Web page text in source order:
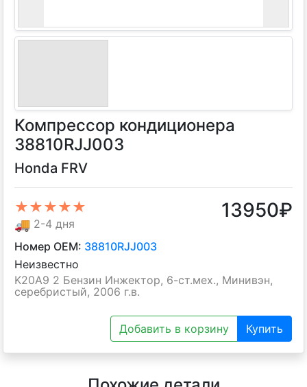
Компрессор кондиционера
38810RJJ003
Honda FRV
★★★★★
🚚 2-4 дня
13950₽
Номер OEM: 38810RJJ003
Неизвестно
K20A9 2 Бензин Инжектор, 6-ст.мех., Минивэн,
серебристый, 2006 г.в.
Добавить в корзину Купить